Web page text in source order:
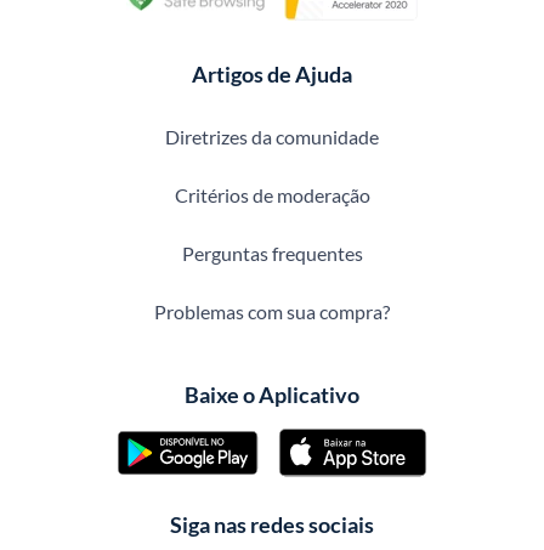
Artigos de Ajuda
Diretrizes da comunidade
Critérios de moderação
Perguntas frequentes
Problemas com sua compra?
Baixe o Aplicativo
Siga nas redes sociais